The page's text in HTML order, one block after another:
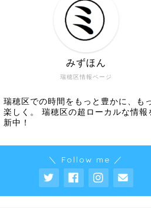
瑞穂区情報ページ
みずほん
瑞穂区での時間をもっと豊かに、も
楽しく。 瑞穂区の超ローカルな情報
新中！
＼ Follow me ／